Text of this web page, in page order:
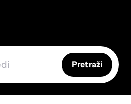
Pretraži